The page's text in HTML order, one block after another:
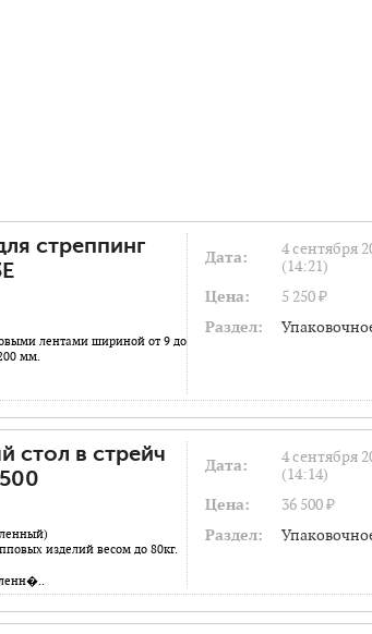
стреппинг
лентами шириной от 9 до
мм.
Дата:
4 сентября
(14:21)
Цена:
5 250 ₽
Раздел:
стол в стрейч
изделий весом до 80кг.
Дата:
4 сентября
(14:14)
Цена:
36 500 ₽
Раздел: